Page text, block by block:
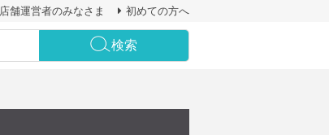
店舗運営者のみなさま 初めての方へ
検索